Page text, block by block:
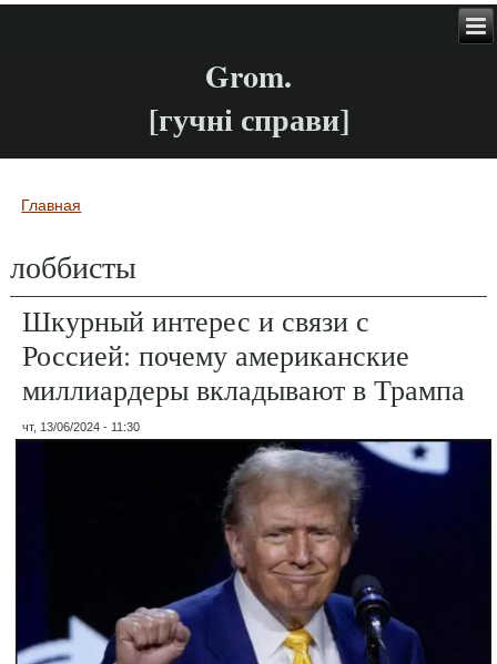
Grom.
[гучні справи]
Вы здесь
Главная
лоббисты
Шкурный интерес и связи с
Россией: почему американские
миллиардеры вкладывают в Трампа
чт, 13/06/2024 - 11:30